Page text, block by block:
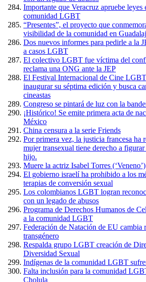
Importante que Veracruz apruebe leyes
comunidad LGBT
“Presentes”, el proyecto que
visibilidad de la comunidad en
Dos nuevos informes para pedirle a la
a casos LGBT
El colectivo LGBT fue víctima del
reclama una ONG ante la JEP
El Festival Internacional de Cine
inaugurar su séptima edición y busca
cineastas
Congreso se pintará de luz con la
¡Histórico! Se emite primera acta de
México
China censura a la serie Friends
Por primera vez, la justicia francesa ha
mujer transexual tiene derecho a
hijo.
Muere la actriz Isabel Torres (‘Veneno’)
El gobierno israelí ha prohibido a los
terapias de conversión sexual
Los colombianos LGBT logran
con un legado de abusos
Programa de Derechos Humanos de
a la comunidad LGBT
Federación de Natación de EU cambia
transgénero
Respalda grupo LGBT creación de
Diversidad Sexual
Indígenas de la comunidad LGBT
Falta inclusión para la comunidad
Cholula